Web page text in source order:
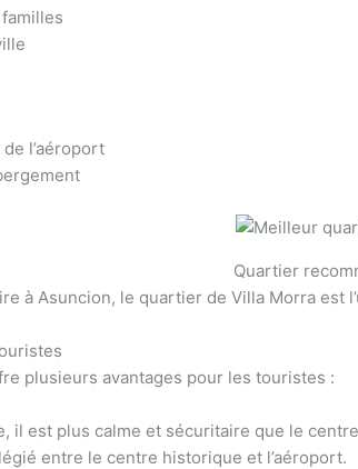
l’aéroport
Quartier
à Asuncion, le quartier de Villa Morra est
plusieurs avantages pour les touristes :
il est plus calme et sécuritaire que le
entre le centre historique et l’aéroport.